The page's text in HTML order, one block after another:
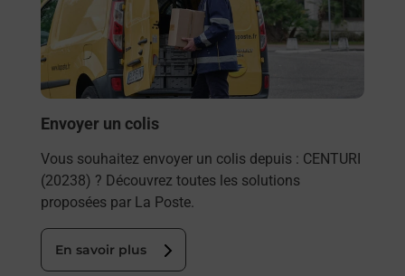
Envoyer un colis
Vous souhaitez envoyer un colis depuis : CENTURI
(20238) ? Découvrez toutes les solutions
proposées par La Poste.
En savoir plus